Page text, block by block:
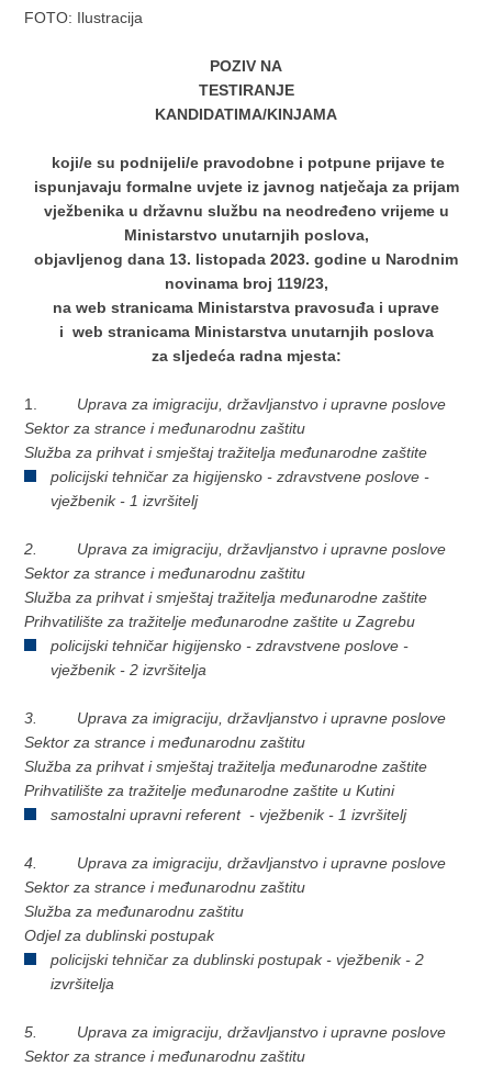
FOTO: Ilustracija
POZIV NA
TESTIRANJE
KANDIDATIMA/KINJAMA
koji/e su podnijeli/e pravodobne i potpune prijave te
ispunjavaju formalne uvjete iz javnog natječaja za prijam
vježbenika u državnu službu na neodređeno vrijeme u
Ministarstvo unutarnjih poslova,
objavljenog dana 13. listopada 2023. godine u Narodnim
novinama broj 119/23,
na web stranicama Ministarstva pravosuđa i uprave
i web stranicama Ministarstva unutarnjih poslova
za sljedeća radna mjesta:
1. Uprava za imigraciju, državljanstvo i upravne poslove
Sektor za strance i međunarodnu zaštitu
Služba za prihvat i smještaj tražitelja međunarodne zaštite
policijski tehničar za higijensko - zdravstvene poslove -
vježbenik - 1 izvršitelj
2. Uprava za imigraciju, državljanstvo i upravne poslove
Sektor za strance i međunarodnu zaštitu
Služba za prihvat i smještaj tražitelja međunarodne zaštite
Prihvatilište za tražitelje međunarodne zaštite u Zagrebu
policijski tehničar higijensko - zdravstvene poslove -
vježbenik - 2 izvršitelja
3. Uprava za imigraciju, državljanstvo i upravne poslove
Sektor za strance i međunarodnu zaštitu
Služba za prihvat i smještaj tražitelja međunarodne zaštite
Prihvatilište za tražitelje međunarodne zaštite u Kutini
samostalni upravni referent - vježbenik - 1 izvršitelj
4. Uprava za imigraciju, državljanstvo i upravne poslove
Sektor za strance i međunarodnu zaštitu
Služba za međunarodnu zaštitu
Odjel za dublinski postupak
policijski tehničar za dublinski postupak - vježbenik - 2
izvršitelja
5. Uprava za imigraciju, državljanstvo i upravne poslove
Sektor za strance i međunarodnu zaštitu